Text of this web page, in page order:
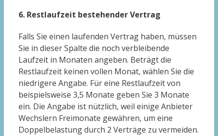
6. Restlaufzeit bestehender Vertrag
Falls Sie einen laufenden Vertrag haben, müssen
Sie in dieser Spalte die noch verbleibende
Laufzeit in Monaten angeben. Beträgt die
Restlaufzeit keinen vollen Monat, wählen Sie die
niedrigere Angabe. Für eine Restlaufzeit von
beispielsweise 3,5 Monate geben Sie 3 Monate
ein. Die Angabe ist nützlich, weil einige Anbieter
Wechslern Freimonate gewähren, um eine
Doppelbelastung durch 2 Verträge zu vermeiden.